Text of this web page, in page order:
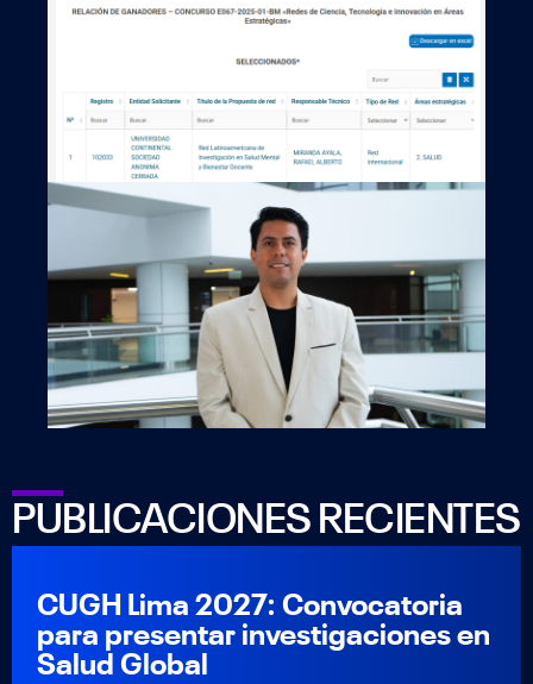
PUBLICACIONES RECIENTES
CUGH Lima 2027: Convocatoria
para presentar investigaciones en
Salud Global